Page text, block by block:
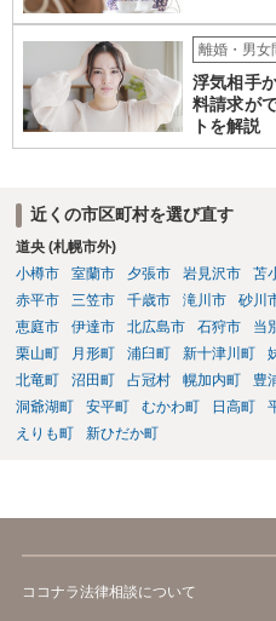
離婚・男女
浮気相手
料請求が
トを解説
近くの市区町村を選び直す
道央 (札幌市外)
小樽市
室蘭市 夕張市 岩見沢市 苫
赤平市
三笠市 千歳市 滝川市 砂川
恵庭市
伊達市 北広島市 石狩市 当
栗山町
月形町 浦臼町 新十津川町
北竜町
沼田町 占冠村 幌加内町 豊
洞爺湖町
安平町 むかわ町 日高町
えりも町
新ひだか町
ココナラ法律相談について